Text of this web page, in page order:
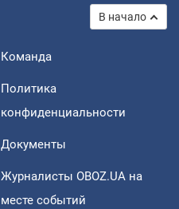
В начало
Команда
Политика
конфиденциальности
Документы
Журналисты OBOZ.UA на
месте событий